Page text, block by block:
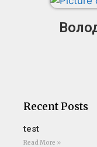
Recent Posts
test
Read More »